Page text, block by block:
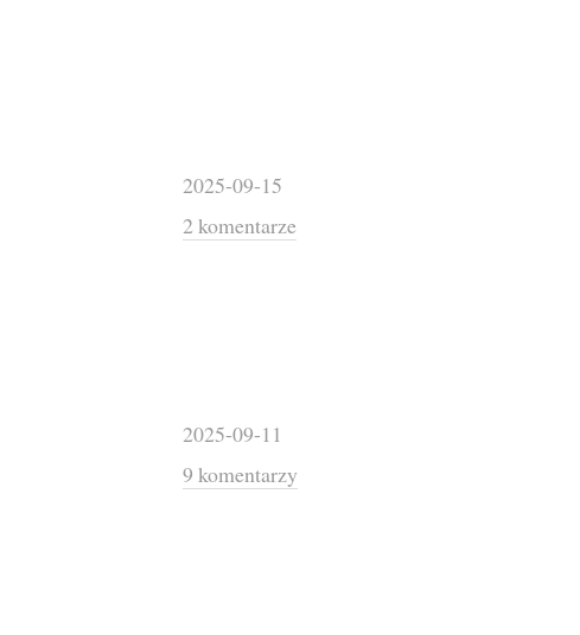
2025-09-15
2 komentarze
2025-09-11
9 komentarzy